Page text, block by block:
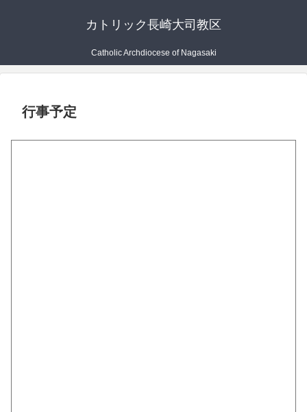
カトリック長崎大司教区
Catholic Archdiocese of Nagasaki
行事予定